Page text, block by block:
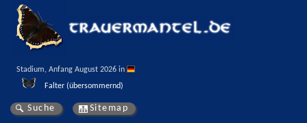
Stadium, Anfang August 2026 in
Falter (übersommernd)
Suche Sitemap